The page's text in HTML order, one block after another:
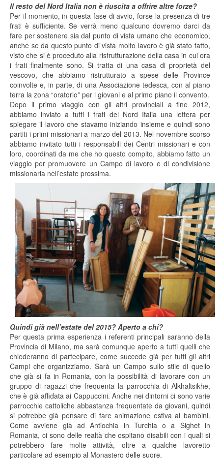
Il resto del Nord Italia non è riuscita a offrire altre forze?
Per il momento, in questa fase di avvio, forse la presenza di tre
frati è sufficiente. Se verrà meno qualcuno dovremo darci da
fare per sostenere sia dal punto di vista umano che economico,
anche se da questo punto di vista molto lavoro è già stato fatto,
visto che si è proceduto alla ristrutturazione della casa in cui ora
i frati finalmente sono. Si tratta di una casa di proprietà del
vescovo, che abbiamo ristrutturato a spese delle Province
coinvolte e, in parte, di una Associazione tedesca, con al piano
terra la zona “oratorio” per i giovani e al primo piano il convento.
Dopo il primo viaggio con gli altri provinciali a fine 2012,
abbiamo inviato a tutti i frati del Nord Italia una lettera per
spiegare il lavoro che stavamo iniziando insieme e quindi sono
partiti i primi missionari a marzo del 2013. Nel novembre scorso
abbiamo invitato tutti i responsabili dei Centri missionari e con
loro, coordinati da me che ho questo compito, abbiamo fatto un
viaggio per promuovere un Campo di lavoro e di condivisione
missionaria nell’estate prossima.
Quindi già nell’estate del 2015? Aperto a chi?
Per questa prima esperienza i referenti principali saranno della
Provincia di Milano, ma sarà comunque aperto a tutti quelli che
chiederanno di partecipare, come succede già per tutti gli altri
Campi che organizziamo. Sarà un Campo sullo stile di quello
che già si fa in Romania, con la possibilità di lavorare con un
gruppo di ragazzi che frequenta la parrocchia di Alkhaltsikhe,
che è già affidata ai Cappuccini. Anche nei dintorni ci sono varie
parrocchie cattoliche abbastanza frequentate da giovani, quindi
si potrebbe già pensare di fare animazione estiva ai bambini.
Come avviene già ad Antiochia in Turchia o a Sighet in
Romania, ci sono delle realtà che ospitano disabili con i quali si
potrebbero fare molte attività, oltre a qualche lavoretto
particolare ad esempio al Monastero delle suore.